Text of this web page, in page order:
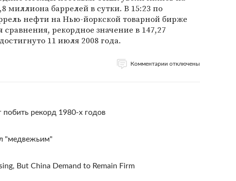
миллиона баррелей в сутки. В 15:23 по
нефти на Нью-йоркской товарной бирже
сравнения, рекордное значение в 147,27
11 июля 2008 года.
Комментарии отключены
побить рекорд 1980-х годов
"медвежьим"
But China Demand to Remain Firm